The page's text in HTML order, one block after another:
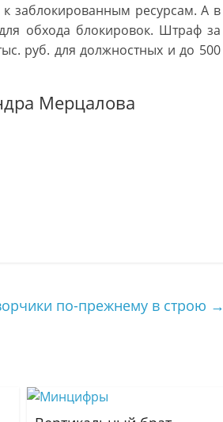
заблокированным ресурсам. А в
обхода блокировок. Штраф за
руб. для должностных и до 500
Мерцалова
по-прежнему в строю →